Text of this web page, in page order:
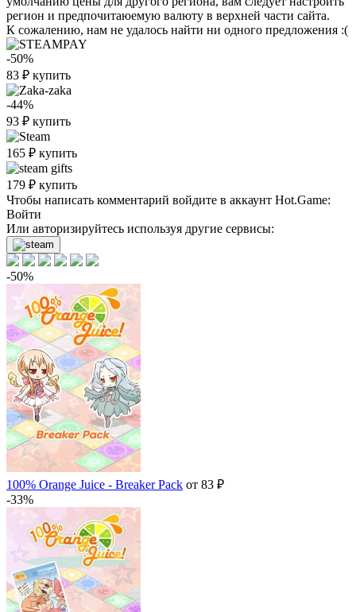
регион и предпочитаюемую валюту в верхней части сайта.
К сожалению, нам не удалось найти ни одного предложения :(
-50%
83 ₽ купить
-44%
93 ₽ купить
165 ₽ купить
179 ₽ купить
Чтобы написать комментарий войдите в аккаунт Hot.Game:
Войти
Или авторизируйтесь используя другие сервисы:
-50%
100% Orange Juice - Breaker Pack от 83 ₽
-33%